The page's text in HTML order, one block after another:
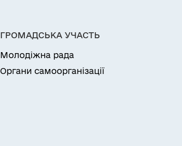
ГРОМАДСЬКА УЧАСТЬ
Молодіжна рада
Органи самоорганізації